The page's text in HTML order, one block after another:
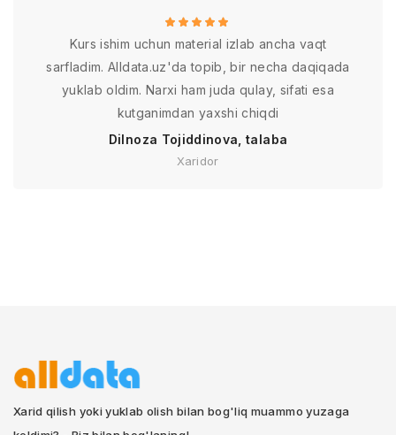
Kurs ishim uchun material izlab ancha vaqt
sarfladim. Alldata.uz'da topib, bir necha daqiqada
yuklab oldim. Narxi ham juda qulay, sifati esa
kutganimdan yaxshi chiqdi
Dilnoza Tojiddinova, talaba
Xaridor
Xarid qilish yoki yuklab olish bilan bog'liq muammo yuzaga